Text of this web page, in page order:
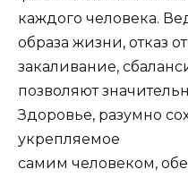
каждого человека.
образа жизни, отказ
закаливание,
позволяют
Здоровье, разумно
укрепляемое
самим человеком,